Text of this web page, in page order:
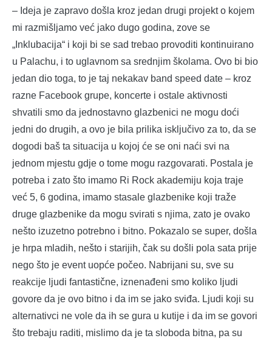
– Ideja je zapravo došla kroz jedan drugi projekt o kojem
mi razmišljamo već jako dugo godina, zove se
„Inklubacija“ i koji bi se sad trebao provoditi kontinuirano
u Palachu, i to uglavnom sa srednjim školama. Ovo bi bio
jedan dio toga, to je taj nekakav band speed date – kroz
razne Facebook grupe, koncerte i ostale aktivnosti
shvatili smo da jednostavno glazbenici ne mogu doći
jedni do drugih, a ovo je bila prilika isključivo za to, da se
dogodi baš ta situacija u kojoj će se oni naći svi na
jednom mjestu gdje o tome mogu razgovarati. Postala je
potreba i zato što imamo Ri Rock akademiju koja traje
već 5, 6 godina, imamo stasale glazbenike koji traže
druge glazbenike da mogu svirati s njima, zato je ovako
nešto izuzetno potrebno i bitno. Pokazalo se super, došla
je hrpa mladih, nešto i starijih, čak su došli pola sata prije
nego što je event uopće počeo. Nabrijani su, sve su
reakcije ljudi fantastične, iznenađeni smo koliko ljudi
govore da je ovo bitno i da im se jako sviđa. Ljudi koji su
alternativci ne vole da ih se gura u kutije i da im se govori
što trebaju raditi, mislimo da je ta sloboda bitna, pa su